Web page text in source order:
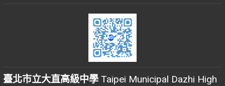
臺北市立大直高級中學 Taipei Municipal Dazhi High